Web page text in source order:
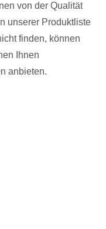
von der Qualität
unserer Produktliste
finden, können
Ihnen
anbieten.